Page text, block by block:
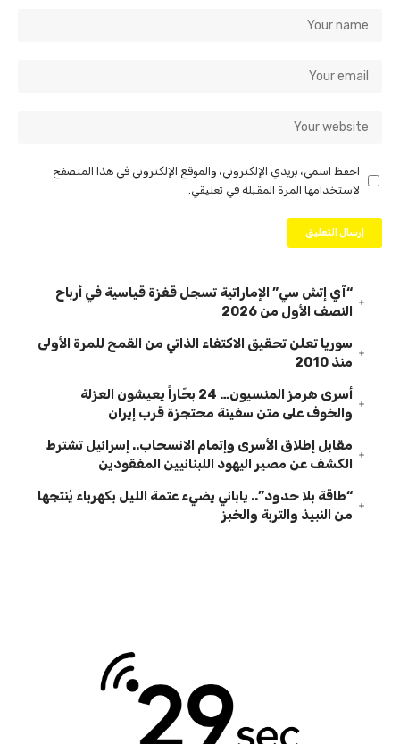
احفظ اسمي، بريدي الإلكتروني، والموقع الإلكتروني في هذا المتصفح
لاستخدامها المرة المقبلة في تعليقي.
“آي إتش سي” الإماراتية تسجل قفزة قياسية في أرباح
النصف الأول من 2026
سوريا تعلن تحقيق الاكتفاء الذاتي من القمح للمرة الأولى
منذ 2010
أسرى هرمز المنسيون… 24 بحّاراً يعيشون العزلة
والخوف على متن سفينة محتجزة قرب إيران
مقابل إطلاق الأسرى وإتمام الانسحاب.. إسرائيل تشترط
الكشف عن مصير اليهود اللبنانيين المفقودين
“طاقة بلا حدود”.. ياباني يضيء عتمة الليل بكهرباء يُنتجها
من النبيذ والتربة والخبز